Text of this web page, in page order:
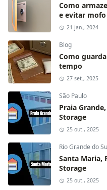
Como
e evitar mofo
21 jan., 2024
Blog
Como
tempo
27 set., 2025
São Paulo
Praia
Storage
25 out., 2025
Rio Grande do
Santa Maria,
Storage
25 out., 2025